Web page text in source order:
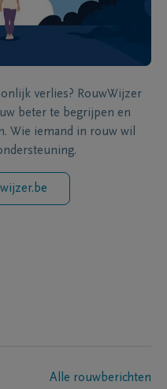
verlies? RouwWijzer
beter te begrijpen en
Wie iemand in rouw wil
Alle rouwberichten